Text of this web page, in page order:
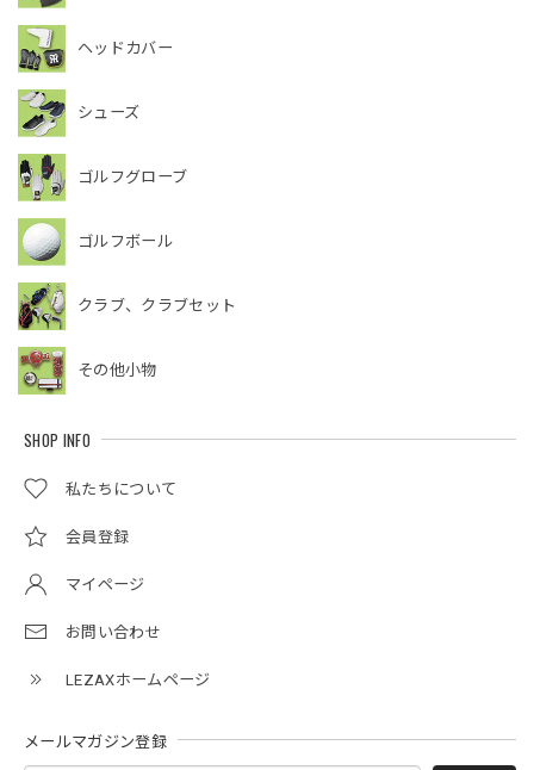
ヘッドカバー
シューズ
ゴルフグローブ
ゴルフボール
クラブ、クラブセット
その他小物
SHOP INFO
私たちについて
会員登録
マイページ
お問い合わせ
LEZAXホームページ
メールマガジン登録